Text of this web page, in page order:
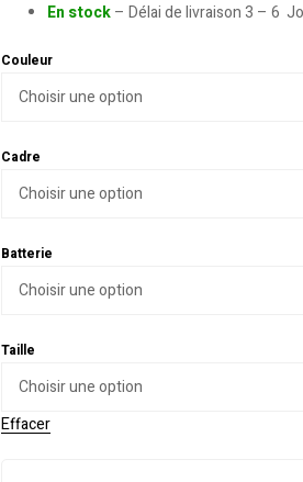
En stock – Délai de livraison 3 – 6
Couleur
Cadre
Batterie
Taille
Effacer